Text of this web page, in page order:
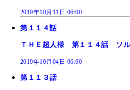
2019年10月11日 06:00
第１１４話
ＴＨＥ超人様 第１１４話 ソル
2019年10月04日 06:00
第１１３話